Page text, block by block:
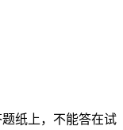
纸上，不能答在试